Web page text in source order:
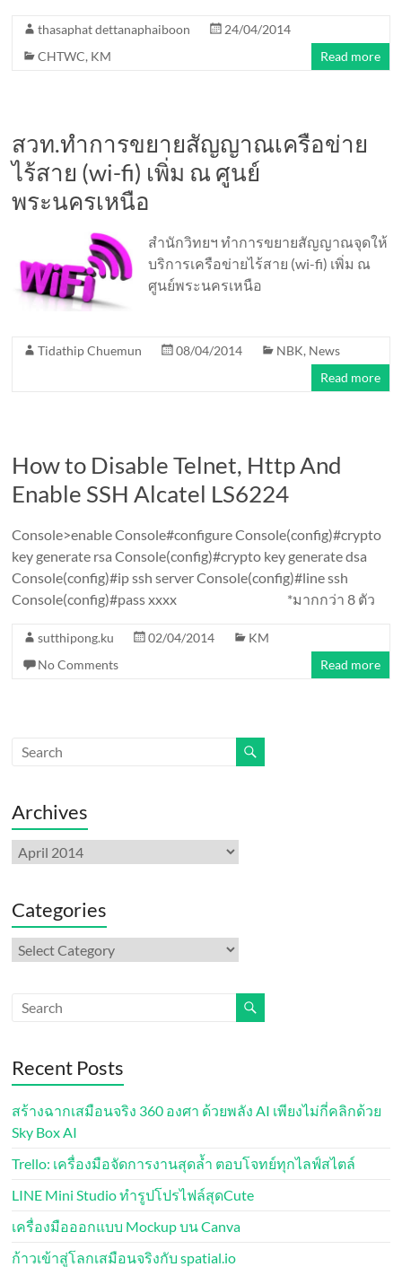
thasaphat dettanaphaiboon
24/04/2014
CHTWC, KM Read more
สวท.ทำการขยายสัญญาณเครือข่าย
ไร้สาย (wi-fi) เพิ่ม ณ ศูนย์
พระนครเหนือ
สำนักวิทยฯ ทำการขยายสัญญาณจุดให้
บริการเครือข่ายไร้สาย (wi-fi) เพิ่ม ณ
ศูนย์พระนครเหนือ
Tidathip Chuemun 08/04/2014 NBK, News
Read more
How to Disable Telnet, Http And
Enable SSH Alcatel LS6224
Console>enable Console#configure Console(config)#crypto
key generate rsa Console(config)#crypto key generate dsa
Console(config)#ip ssh server Console(config)#line ssh
Console(config)#pass xxxx *มากกว่า 8 ตัว
sutthipong.ku 02/04/2014
KM
No Comments
Read more
Archives
Archives
Categories
Categories
Recent Posts
สร้างฉากเสมือนจริง 360 องศา ด้วยพลัง AI เพียงไม่กี่คลิกด้วย
Sky Box AI
Trello: เครื่องมือจัดการงานสุดล้ำ ตอบโจทย์ทุกไลฟ์สไตล์
LINE Mini Studio ทำรูปโปรไฟล์สุดCute
เครื่องมือออกแบบ Mockup บน Canva
ก้าวเข้าสู่โลกเสมือนจริงกับ spatial.io